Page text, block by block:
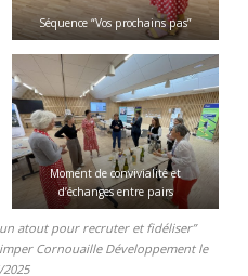
Séquence “Vos prochains pas”
Moment de convivialité et
d’échanges entre pairs
atout pour recruter et fidéliser”
Cornouaille Développement le
2025